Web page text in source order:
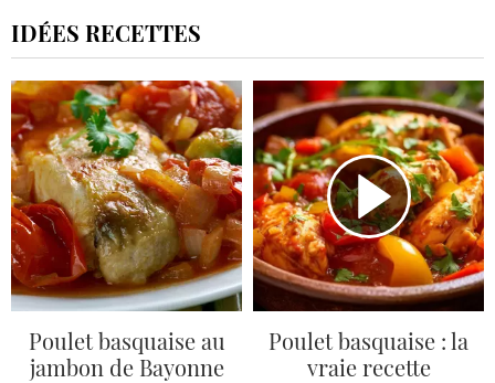
IDÉES RECETTES
Poulet basquaise au
jambon de Bayonne
Poulet basquaise : la
vraie recette